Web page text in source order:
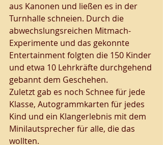
aus Kanonen und ließen es in der
Turnhalle schneien. Durch die
abwechslungsreichen Mitmach-
Experimente und das gekonnte
Entertainment folgten die 150 Kinder
und etwa 10 Lehrkräfte durchgehend
gebannt dem Geschehen.
Zuletzt gab es noch Schnee für jede
Klasse, Autogrammkarten für jedes
Kind und ein Klangerlebnis mit dem
Minilautsprecher für alle, die das
wollten.